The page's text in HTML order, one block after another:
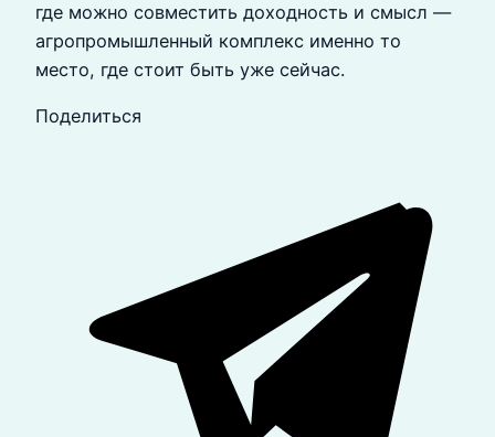
где можно совместить доходность и смысл —
агропромышленный комплекс именно то
место, где стоит быть уже сейчас.
Поделиться